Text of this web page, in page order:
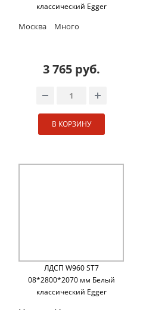
классический Egger
Москва Много
3 765 руб.
В КОРЗИНУ
ЛДСП W960 ST7
08*2800*2070 мм Белый
классический Egger